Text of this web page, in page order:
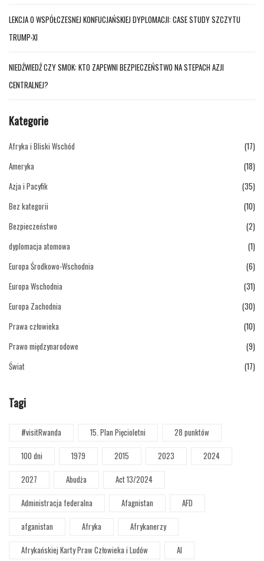
LEKCJA O WSPÓŁCZESNEJ KONFUCJAŃSKIEJ DYPLOMACJI: CASE STUDY SZCZYTU
TRUMP-XI
NIEDŹWIEDŹ CZY SMOK: KTO ZAPEWNI BEZPIECZEŃSTWO NA STEPACH AZJI
CENTRALNEJ?
Kategorie
Afryka i Bliski Wschód
(17)
Ameryka
(18)
Azja i Pacyfik
(35)
Bez kategorii
(10)
Bezpieczeństwo
(2)
dyplomacja atomowa
(1)
Europa Środkowo-Wschodnia
(6)
Europa Wschodnia
(31)
Europa Zachodnia
(30)
Prawa człowieka
(10)
Prawo międzynarodowe
(9)
Świat
(17)
Tagi
#visitRwanda 15. Plan Pięcioletni
28 punktów
100 dni
1979 2015 2023
2024
2027
Abudża
Act 13/2024
Administracja federalna
Afagnistan
AFD
afganistan
Afryka
Afrykanerzy
Afrykańskiej Karty Praw Człowieka i Ludów
AI